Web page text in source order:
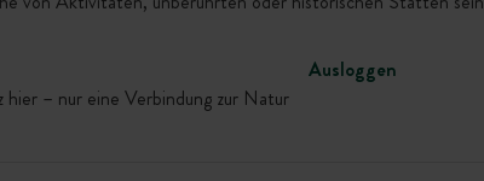
Ausloggen
hier – nur eine Verbindung zur Natur